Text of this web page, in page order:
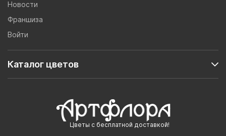
Цветы с бесплатной доставкой!
Новости
Франшиза
Войти
Каталог цветов